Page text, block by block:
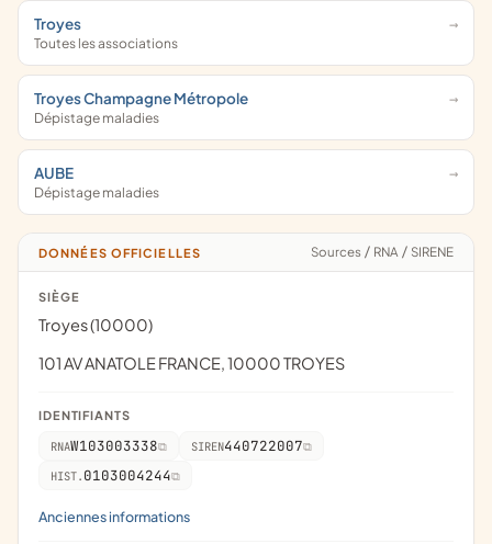
Troyes
Toutes les associations
Troyes Champagne Métropole
Dépistage maladies
AUBE
Dépistage maladies
DONNÉES OFFICIELLES Sources / RNA / SIRENE
SIÈGE
Troyes (10000)
101 AV ANATOLE FRANCE, 10000 TROYES
IDENTIFIANTS
RNAW103003338 SIREN440722007
HIST. 0103004244
Anciennes informations